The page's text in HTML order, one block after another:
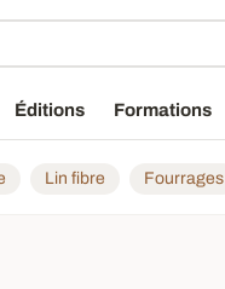
Éditions Formations
Lin fibre Fourrages